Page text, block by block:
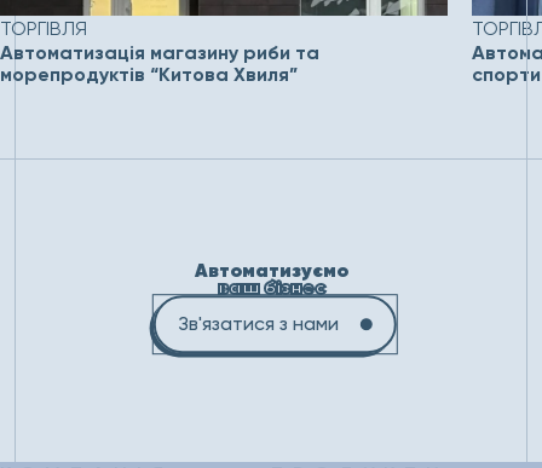
ТОРГІВЛЯ
Автоматизація магазину риби та
морепродуктів “Китова Хвиля”
Автоматизуємо
ваш бізнес
Зв'язатися з нами